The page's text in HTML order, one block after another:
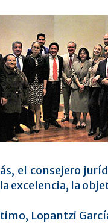
el consejero
excelencia, la
Lopantzi